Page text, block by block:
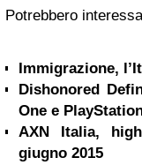
Potrebbero
Immigrazione,
Dishonored
One e
AXN Italia,
giugno 2015